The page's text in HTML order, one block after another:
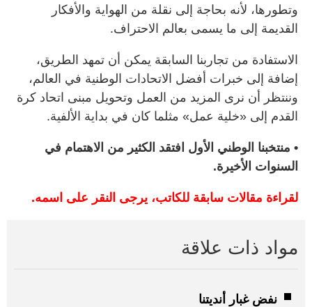
وتطورها، لأنه بحاجة إلى نقلة من الهواية والأفكار
القديمة إلى ما يسمى بعالم الاحتراف.
الاستفادة من تجاربنا السابقة يمكن أن تمهد الطريق،
إضافة إلى خبرات أفضل الاتحادات الوطنية في العالم،
وننتظر أن نرى المزيد من العمل وتحويل مبنى اتحاد كرة
القدم إلى «خلية عمل» مثلما كان في بداية الألفية.
• منتخبنا الوطني الأول افتقد الكثير من الاهتمام في
السنوات الأخيرة.
لقراءة مقالات سابقة للكاتب، يرجى النقر على اسمه.
مواد ذات علاقة
نفض غبار أنديتنا